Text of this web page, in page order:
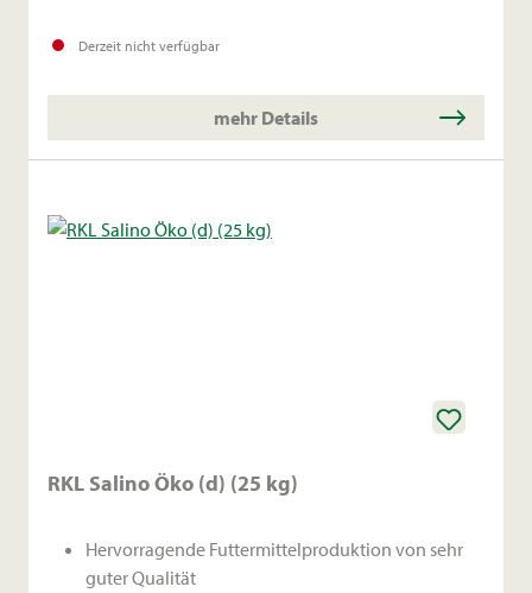
Derzeit nicht verfügbar
mehr Details
RKL Salino Öko (d) (25 kg)
Hervorragende Futtermittelproduktion von sehr
guter Qualität